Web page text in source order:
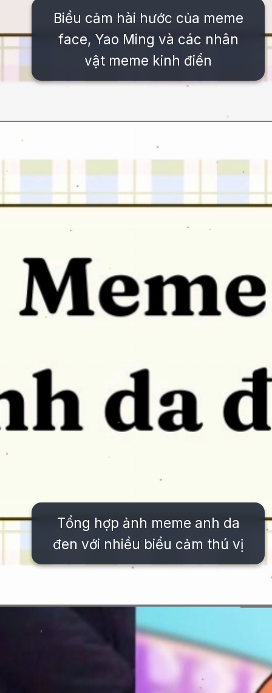
Biểu cảm hài hước của meme
face, Yao Ming và các nhân
vật meme kinh điển
Tổng hợp ảnh meme anh da
đen với nhiều biểu cảm thú vị
https://issiloo.edu.vn/meme-vn